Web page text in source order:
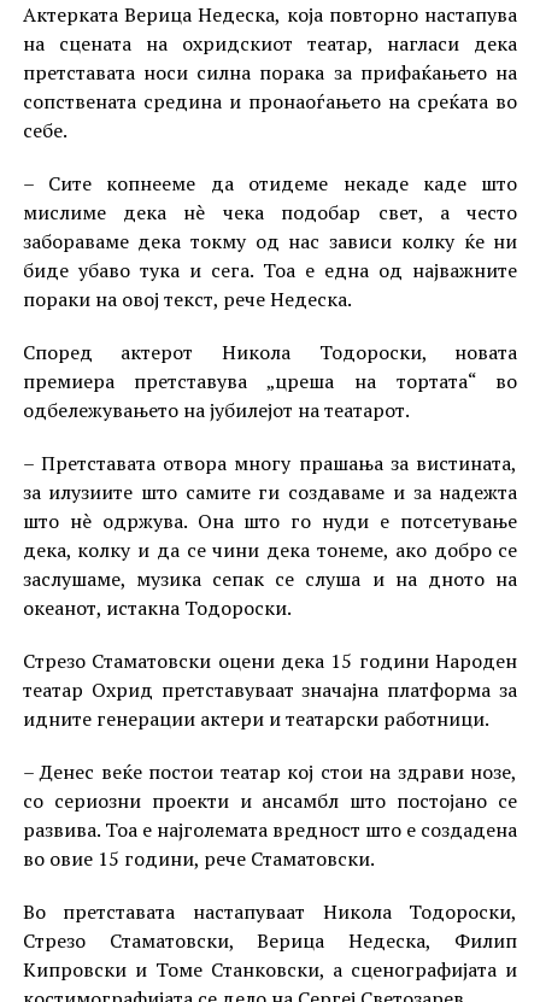
Актерката Верица Недеска, која повторно настапува
на сцената на охридскиот театар, нагласи дека
претставата носи силна порака за прифаќањето на
сопствената средина и пронаоѓањето на среќата во
себе.
– Сите копнееме да отидеме некаде каде што
мислиме дека нè чека подобар свет, а често
забораваме дека токму од нас зависи колку ќе ни
биде убаво тука и сега. Тоа е една од најважните
пораки на овој текст, рече Недеска.
Според актерот Никола Тодороски, новата
премиера претставува „цреша на тортата“ во
одбележувањето на јубилејот на театарот.
– Претставата отвора многу прашања за вистината,
за илузиите што самите ги создаваме и за надежта
што нè одржува. Она што го нуди е потсетување
дека, колку и да се чини дека тонеме, ако добро се
заслушаме, музика сепак се слуша и на дното на
океанот, истакна Тодороски.
Стрезо Стаматовски оцени дека 15 години Народен
театар Охрид претставуваат значајна платформа за
идните генерации актери и театарски работници.
– Денес веќе постои театар кој стои на здрави нозе,
со сериозни проекти и ансамбл што постојано се
развива. Тоа е најголемата вредност што е создадена
во овие 15 години, рече Стаматовски.
Во претставата настапуваат Никола Тодороски,
Стрезо Стаматовски, Верица Недеска, Филип
Кипровски и Томе Станковски, а сценографијата и